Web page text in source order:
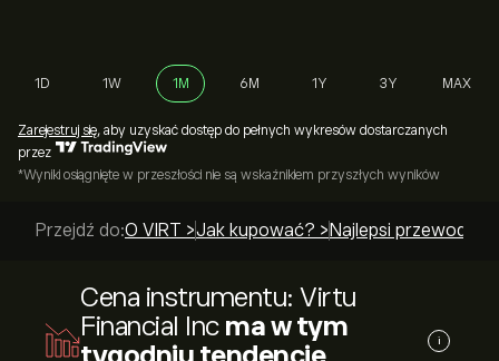
1D 1W 1M 6M 1Y 3Y MAX
Zarejestruj się, aby uzyskać dostęp do pełnych wykresów dostarczanych
przez
*Wyniki osiągnięte w przeszłości nie są wskaźnikiem przyszłych wyników
Przejdź do:O VIRT >Jak kupować? > Najlepsi
Cena instrumentu: Virtu
Financial Inc ma w tym
tygodniu tendencję
i